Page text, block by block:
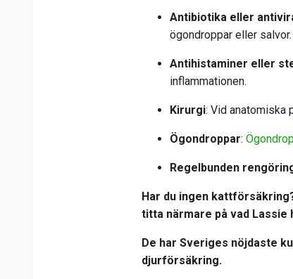
Antibiotika eller
ögondroppar eller salvor.
Antihistaminer eller
inflammationen.
Kirurgi: Vid anatomiska
Ögondroppar:
Regelbunden
Har du ingen
titta närmare på vad Lassie
De harSveriges nöjdaste
djurförsäkring.